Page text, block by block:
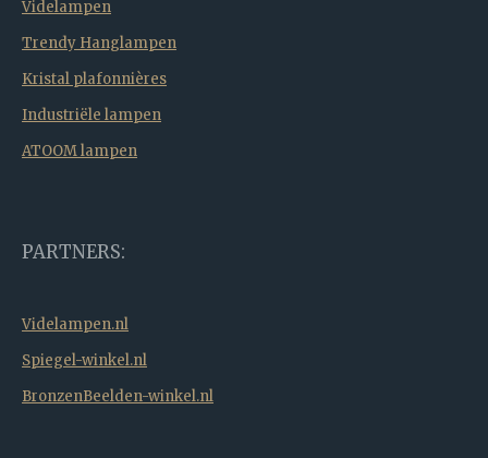
Videlampen
Trendy Hanglampen
Kristal plafonnières
Industriële lampen
ATOOM lampen
PARTNERS:
Videlampen.nl
Spiegel-winkel.nl
BronzenBeelden-winkel.nl